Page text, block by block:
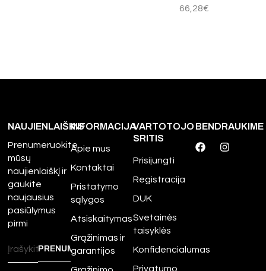
66,28€
NAUJIENLAIŠKIS
Prenumeruokite
mūsų
naujienlaiškį ir
gaukite
naujausius
pasiūlymus
pirmi
INFORMACIJA
Apie mus
Kontaktai
Pristatymo
sąlygos
Atsiskaitymas
Grąžinimas ir
garantijos
VARTOTOJO
SRITIS
Prisijungti
Registracija
DUK
Svetainės
taisyklės
Konfidencialumas
Privatumo
BENDRAUKIME